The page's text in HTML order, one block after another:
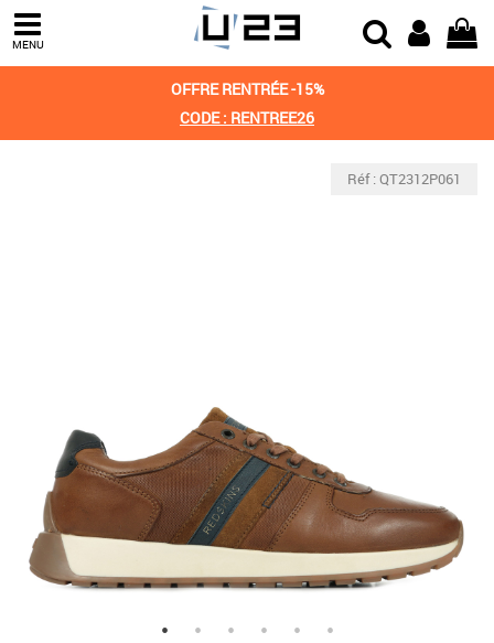
MENU
OFFRE RENTRÉE -15%
CODE : RENTREE26
Réf : QT2312P061